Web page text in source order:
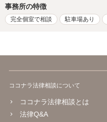
事務所の特徴
完全個室で相談 駐車場あり
ココナラ法律相談について
ココナラ法律相談とは
法律Q&A